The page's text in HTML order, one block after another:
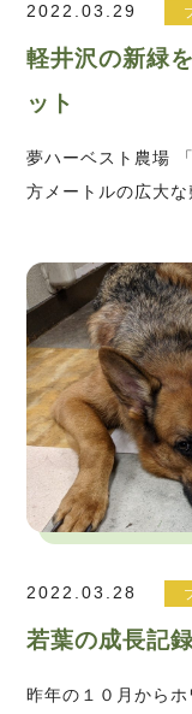
2022.03.29
軽井沢の新緑
ット
夢ハーベスト農場
方メートルの広大
2022.03.28
若葉の成長記
昨年の１０月から